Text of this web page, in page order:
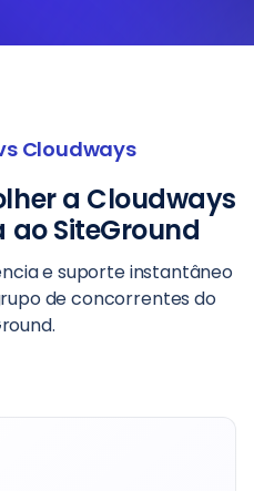
Cloudways
a Cloudways
SiteGround
e suporte instantâneo
de concorrentes do